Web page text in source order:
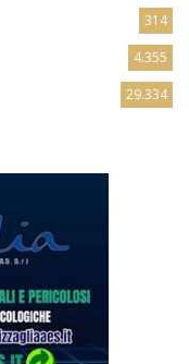
314
4.355
29.334